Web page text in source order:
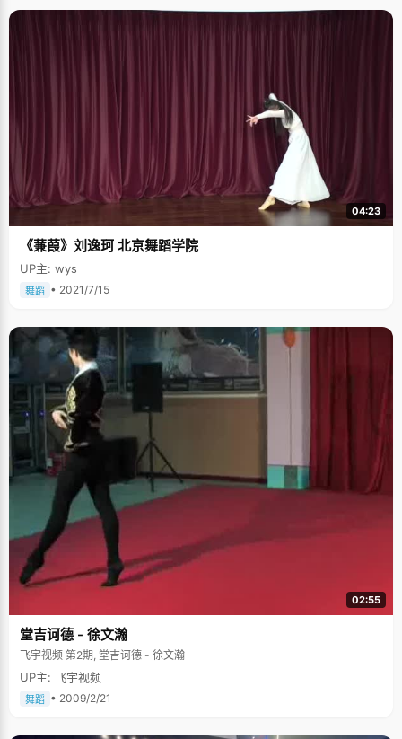
04:23
《蒹葭》刘逸珂 北京舞蹈学院
UP主: wys
舞蹈 • 2021/7/15
02:55
堂吉诃德 - 徐文瀚
飞宇视频 第2期, 堂吉诃德 - 徐文瀚
UP主: 飞宇视频
舞蹈 • 2009/2/21